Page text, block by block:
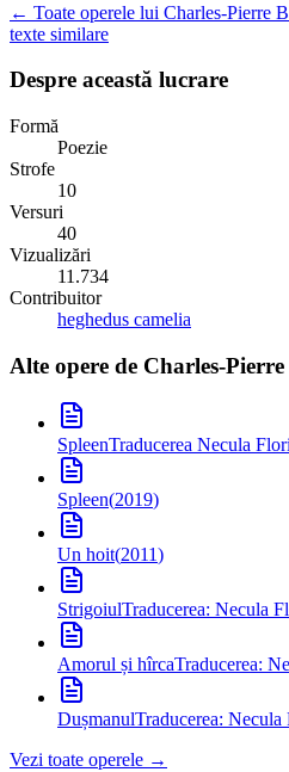
← Toate operele lui Charles-Pierre
texte similare
Despre această lucrare
Formă
Poezie
Strofe
10
Versuri
40
Vizualizări
11.734
Contribuitor
heghedus camelia
Alte opere de Charles-
SpleenTraducerea Necula
Spleen(2019)
Un hoit(2011)
StrigoiulTraducerea: Necula
Amorul și hîrcaTraducerea:
DușmanulTraducerea:
Vezi toate operele →